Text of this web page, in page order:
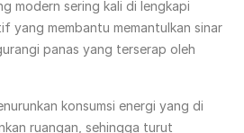
modern sering kali di lengkapi
yang membantu memantulkan sinar
panas yang terserap oleh
konsumsi energi yang di
ruangan, sehingga turut